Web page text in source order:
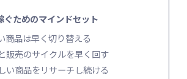
ぐためのマインドセット
商品は早く切り替える
販売のサイクルを早く回す
い商品をリサーチし続ける